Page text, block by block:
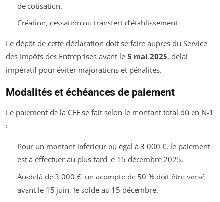
de cotisation.
Création, cessation ou transfert d’établissement.
Le dépôt de cette déclaration doit se faire auprès du Service
des Impôts des Entreprises avant le 5 mai 2025, délai
impératif pour éviter majorations et pénalités.
Modalités et échéances de paiement
Le paiement de la CFE se fait selon le montant total dû en N-1
:
Pour un montant inférieur ou égal à 3 000 €, le paiement
est à effectuer au plus tard le 15 décembre 2025.
Au-delà de 3 000 €, un acompte de 50 % doit être versé
avant le 15 juin, le solde au 15 décembre.